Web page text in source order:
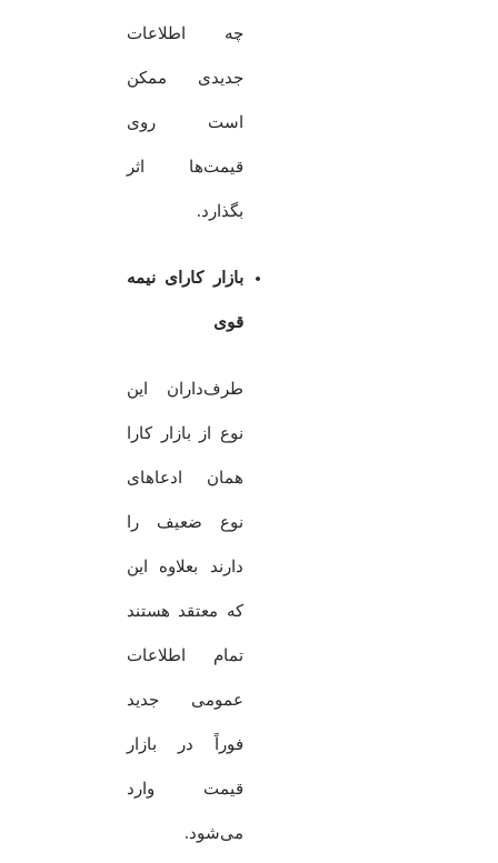
چه اطلاعات
جدیدی ممکن
است روی
قیمت‌ها اثر
بگذارد.
بازار کارای نیمه
قوی
طرف‌داران این
نوع از بازار کارا
همان ادعاهای
نوع ضعیف را
دارند بعلاوه این
که معتقد هستند
تمام اطلاعات
عمومی جدید
فوراً در بازار
قیمت وارد
می‌شود.